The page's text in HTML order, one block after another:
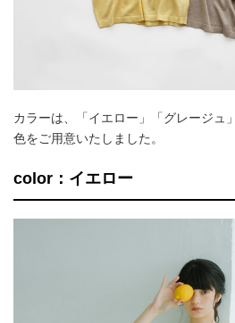
カラーは、「イエロー」「グレージュ
色をご用意いたしました。
color：イエロー